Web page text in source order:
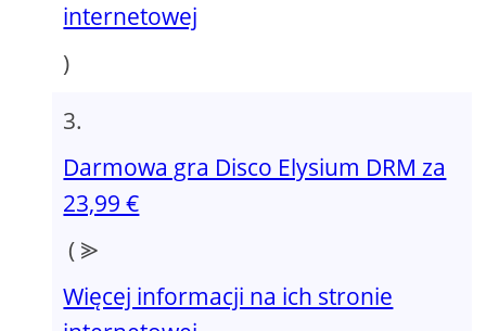
internetowej
)
Darmowa gra Disco Elysium DRM za
23,99 €
( ⪢
Więcej informacji na ich stronie